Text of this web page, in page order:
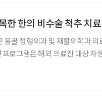
한 한의 비수술 척추 치
몽골 정형외과 및 재활의학과 의